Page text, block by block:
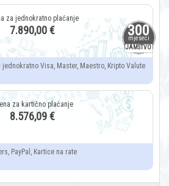
300
mjeseci
JAMSTVO
7.890,00 €
jednokratno Visa, Master, Maestro, Kripto Valute
8.576,09 €
PayPal, Kartice na rate